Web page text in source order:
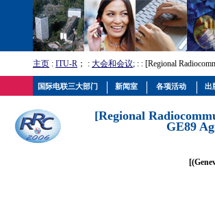
主页 : ITU-R ； : 大会和会议; : : [Regional
[Regional
GE89
国际电联三大部门 新闻室 各项活动 出